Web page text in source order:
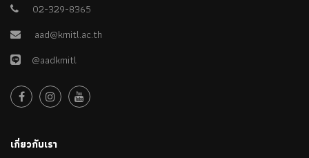
02-329-8365
aad@kmitl.ac.th
@aadkmitl
เกี่ยวกับเรา